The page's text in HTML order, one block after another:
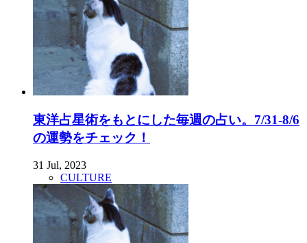
東洋占星術をもとにした毎週の占い。7/31-8/6
の運勢をチェック！
31 Jul, 2023
CULTURE